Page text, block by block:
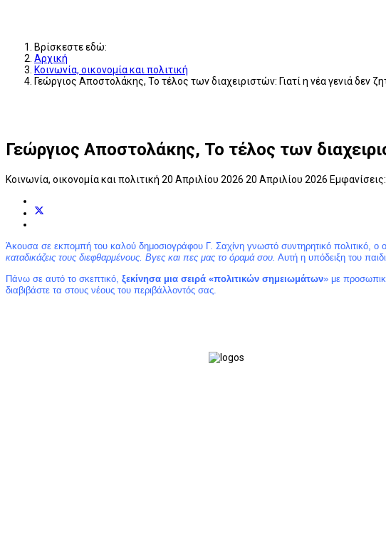
Βρίσκεστε εδώ:
Αρχική
Κοινωνία, οικονομία και πολιτική
Γεώργιος Αποστολάκης, Το τέλος των διαχειριστών: Γιατί η νέα γενιά δεν
Γεώργιος Αποστολάκης, Το τέλος των
Κοινωνία, οικονομία και πολιτική 20 Απριλίου 2026 20 Απριλίου 2026
Άκουσα σε εκπομπή του καλού δημοσιογράφου Γ. Σαχίνη γνωστό συντηρητικό πολιτικό, ο
καταδικάζεις τους διεφθαρμένους. Βγες και πες μας το όραμά σου. Αυτή η υπόδειξη του
Πάνω σε αυτό το σκεπτικό, ξεκίνησα μια σειρά «πολιτικών σημειωμάτων» με
διαβιβάστε τα στους νέους του περιβάλλοντός σας.